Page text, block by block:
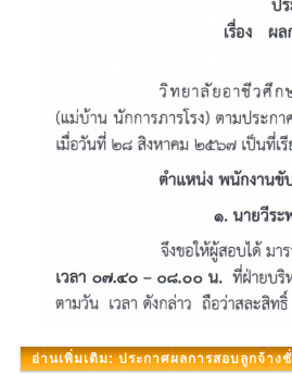
อ่านเพิ่มเติม: ประกาศผลการสอบลูกจ้า